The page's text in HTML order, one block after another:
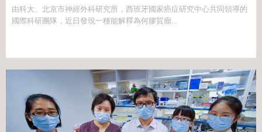
由科大、北京市神經外科研究所，西班牙國家癌症研究中心共同領導的
國際科研團隊，近日發現一種能解釋為何膠質瘤...